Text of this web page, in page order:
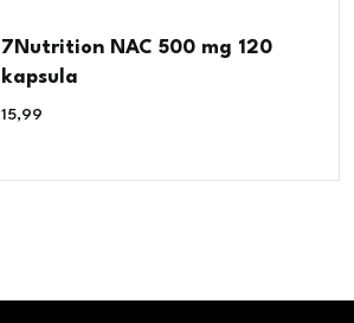
7Nutrition NAC 500 mg 120
kapsula
15,99